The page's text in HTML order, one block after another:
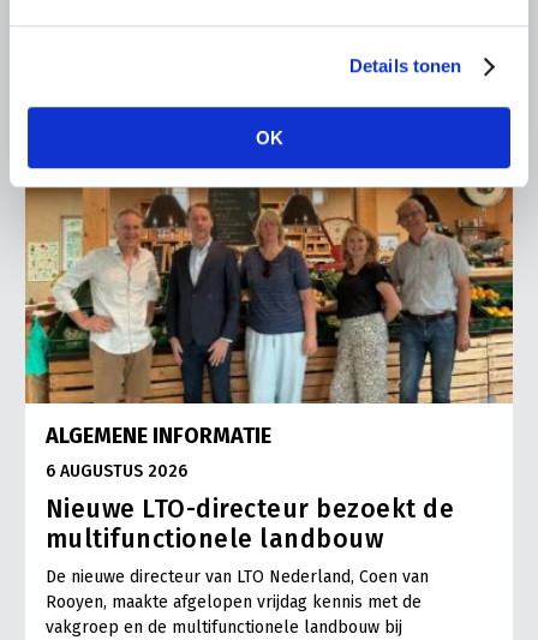
Details tonen
OK
ALGEMENE INFORMATIE
6 AUGUSTUS 2026
Nieuwe LTO-directeur bezoekt de
multifunctionele landbouw
De nieuwe directeur van LTO Nederland, Coen van
Rooyen, maakte afgelopen vrijdag kennis met de
vakgroep en de multifunctionele landbouw bij